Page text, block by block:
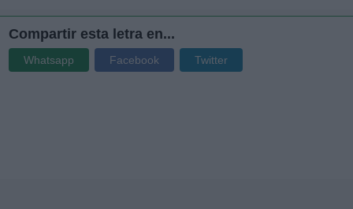
Compartir esta letra en...
Whatsapp Facebook Twitter